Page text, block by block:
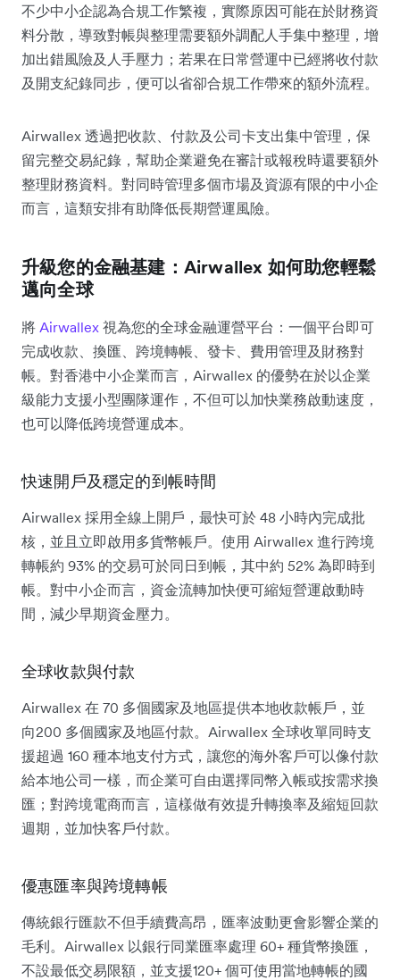
不少中小企認為合規工作繁複，實際原因可能在於財務資
料分散，導致對帳與整理需要額外調配人手集中整理，增
加出錯風險及人手壓力；若果在日常營運中已經將收付款
及開支紀錄同步，便可以省卻合規工作帶來的額外流程。
Airwallex 透過把收款、付款及公司卡支出集中管理，保
留完整交易紀錄，幫助企業避免在審計或報稅時還要額外
整理財務資料。對同時管理多個市場及資源有限的中小企
而言，這類安排有助降低長期營運風險。
升級您的金融基建：Airwallex 如何助您輕鬆
邁向全球
將 Airwallex 視為您的全球金融運營平台：一個平台即可
完成收款、換匯、跨境轉帳、發卡、費用管理及財務對
帳。對香港中小企業而言，Airwallex 的優勢在於以企業
級能力支援小型團隊運作，不但可以加快業務啟動速度，
也可以降低跨境營運成本。
快速開戶及穩定的到帳時間
Airwallex 採用全線上開戶，最快可於 48 小時內完成批
核，並且立即啟用多貨幣帳戶。使用 Airwallex 進行跨境
轉帳約 93% 的交易可於同日到帳，其中約 52% 為即時到
帳。對中小企而言，資金流轉加快便可縮短營運啟動時
間，減少早期資金壓力。
全球收款與付款
Airwallex 在 70 多個國家及地區提供本地收款帳戶，並
向200 多個國家及地區付款。Airwallex 全球收單同時支
援超過 160 種本地支付方式，讓您的海外客戶可以像付款
給本地公司一樣，而企業可自由選擇同幣入帳或按需求換
匯；對跨境電商而言，這樣做有效提升轉換率及縮短回款
週期，並加快客戶付款。
優惠匯率與跨境轉帳
傳統銀行匯款不但手續費高昂，匯率波動更會影響企業的
毛利。Airwallex 以銀行同業匯率處理 60+ 種貨幣換匯，
不設最低交易限額，並支援120+ 個可使用當地轉帳的國